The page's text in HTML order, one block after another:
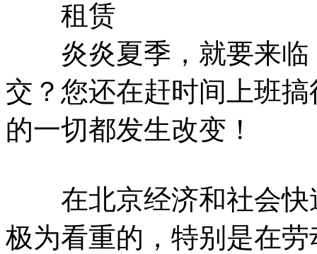
炎炎夏季，就要来临
交？您还在赶时间上班
的一切都发生改变！
在北京经济和社会快
极为看重的，特别是在